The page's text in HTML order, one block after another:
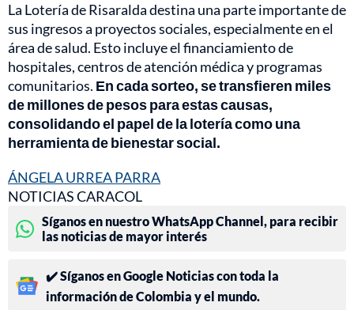
La Lotería de Risaralda destina una parte importante de
sus ingresos a proyectos sociales, especialmente en el
área de salud. Esto incluye el financiamiento de
hospitales, centros de atención médica y programas
comunitarios. En cada sorteo, se transfieren miles
de millones de pesos para estas causas,
consolidando el papel de la lotería como una
herramienta de bienestar social.
ÁNGELA URREA PARRA
NOTICIAS CARACOL
Síganos en nuestro WhatsApp Channel, para recibir
las noticias de mayor interés
✔️ Síganos en Google Noticias con toda la
información de Colombia y el mundo.